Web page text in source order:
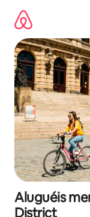
para
conteúdo
Aluguéis
District